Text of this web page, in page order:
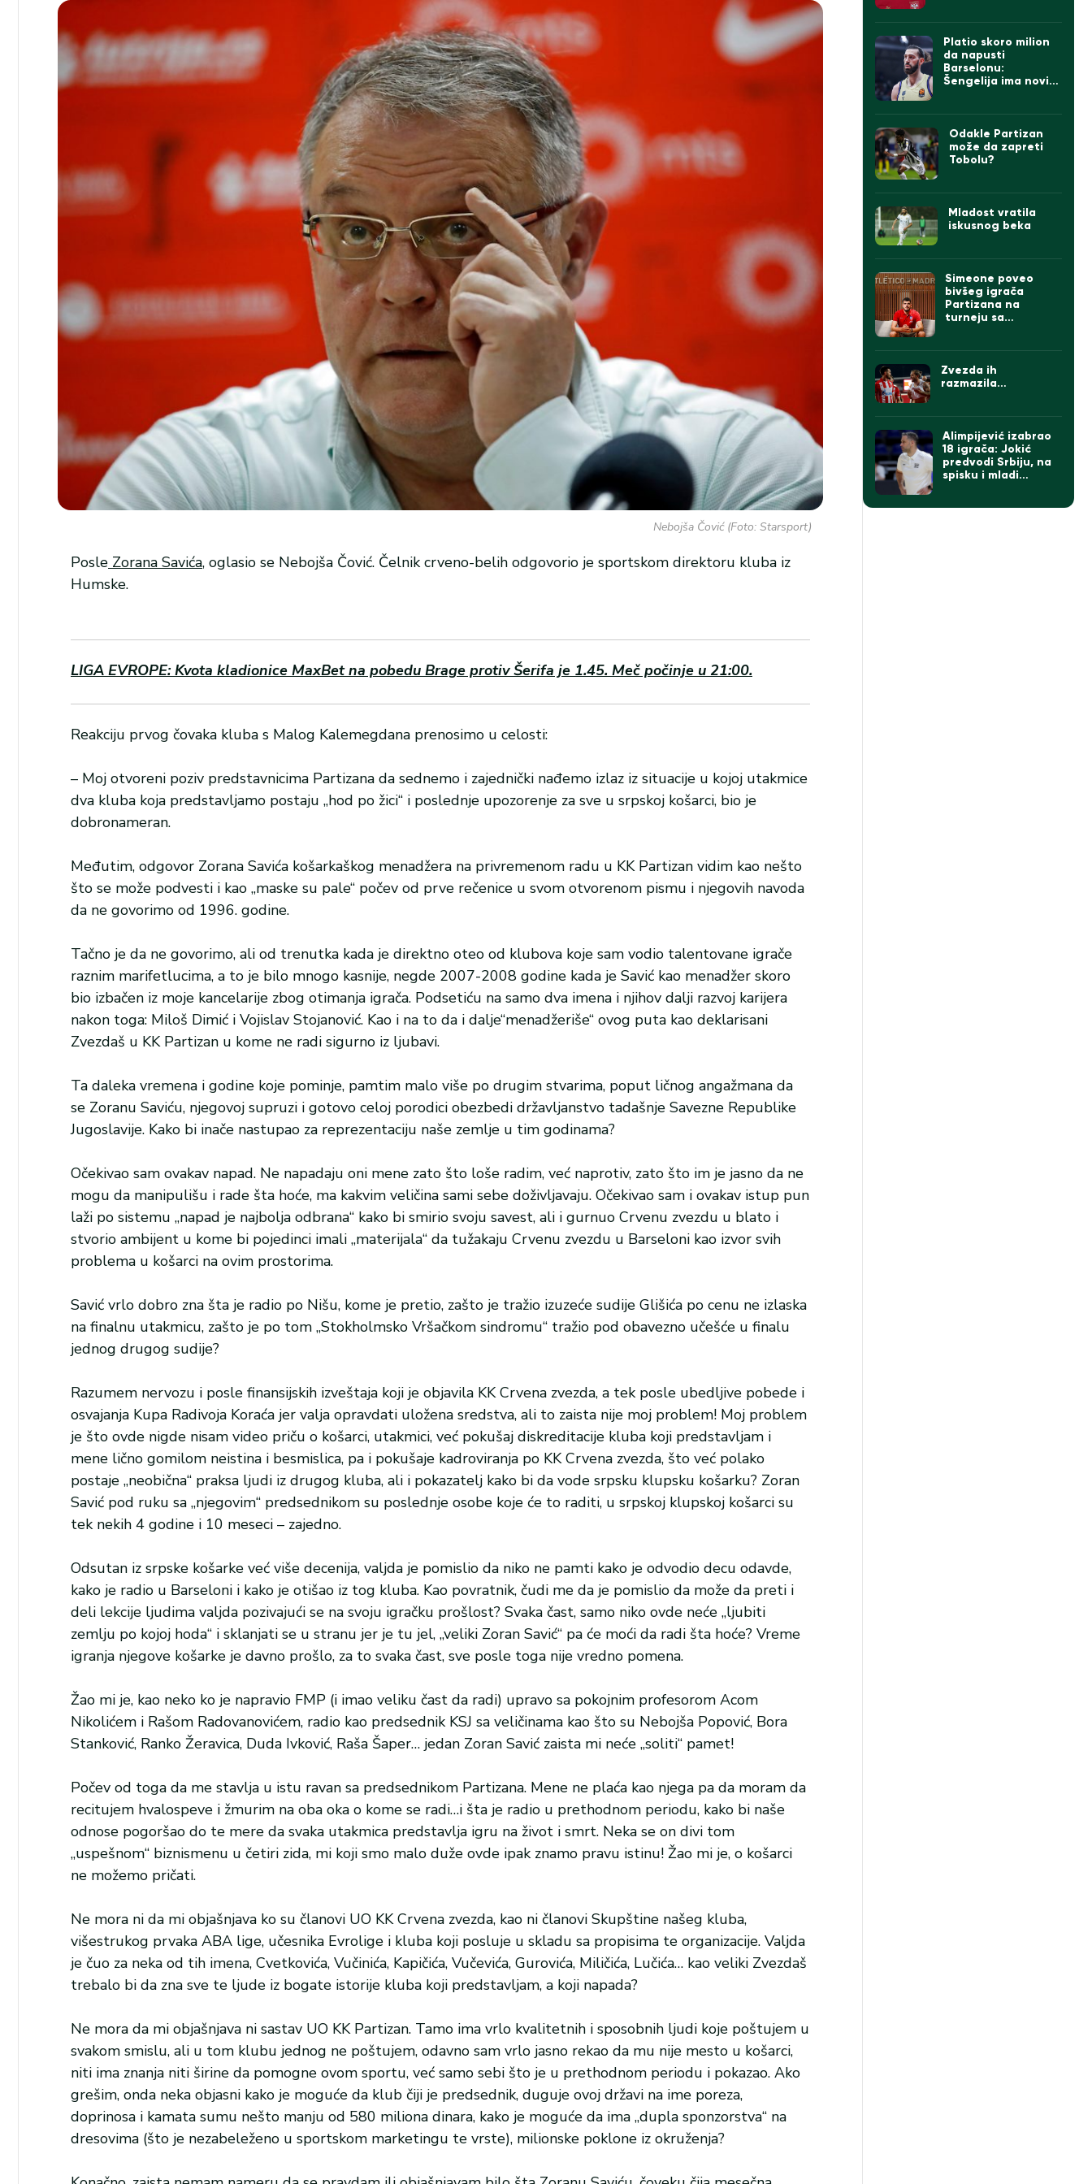
Nebojša Čović (Foto: Starsport)
Posle Zorana Savića, oglasio se Nebojša Čović. Čelnik crveno-belih odgovorio je sportskom direktoru kluba iz
Humske.
LIGA EVROPE: Kvota kladionice MaxBet na pobedu Brage protiv Šerifa je 1.45. Meč počinje u 21:00.
Reakciju prvog čovaka kluba s Malog Kalemegdana prenosimo u celosti:
– Moj otvoreni poziv predstavnicima Partizana da sednemo i zajednički nađemo izlaz iz situacije u kojoj utakmice
dva kluba koja predstavljamo postaju „hod po žici“ i poslednje upozorenje za sve u srpskoj košarci, bio je
dobronameran.
Međutim, odgovor Zorana Savića košarkaškog menadžera na privremenom radu u KK Partizan vidim kao nešto
što se može podvesti i kao „maske su pale“ počev od prve rečenice u svom otvorenom pismu i njegovih navoda
da ne govorimo od 1996. godine.
Tačno je da ne govorimo, ali od trenutka kada je direktno oteo od klubova koje sam vodio talentovane igrače
raznim marifetlucima, a to je bilo mnogo kasnije, negde 2007-2008 godine kada je Savić kao menadžer skoro
bio izbačen iz moje kancelarije zbog otimanja igrača. Podsetiću na samo dva imena i njihov dalji razvoj karijera
nakon toga: Miloš Dimić i Vojislav Stojanović. Kao i na to da i dalje“menadžeriše“ ovog puta kao deklarisani
Zvezdaš u KK Partizan u kome ne radi sigurno iz ljubavi.
Ta daleka vremena i godine koje pominje, pamtim malo više po drugim stvarima, poput ličnog angažmana da
se Zoranu Saviću, njegovoj supruzi i gotovo celoj porodici obezbedi državljanstvo tadašnje Savezne Republike
Jugoslavije. Kako bi inače nastupao za reprezentaciju naše zemlje u tim godinama?
Očekivao sam ovakav napad. Ne napadaju oni mene zato što loše radim, već naprotiv, zato što im je jasno da ne
mogu da manipulišu i rade šta hoće, ma kakvim veličina sami sebe doživljavaju. Očekivao sam i ovakav istup pun
laži po sistemu „napad je najbolja odbrana“ kako bi smirio svoju savest, ali i gurnuo Crvenu zvezdu u blato i
stvorio ambijent u kome bi pojedinci imali „materijala“ da tužakaju Crvenu zvezdu u Barseloni kao izvor svih
problema u košarci na ovim prostorima.
Savić vrlo dobro zna šta je radio po Nišu, kome je pretio, zašto je tražio izuzeće sudije Glišića po cenu ne izlaska
na finalnu utakmicu, zašto je po tom „Stokholmsko Vršačkom sindromu“ tražio pod obavezno učešće u finalu
jednog drugog sudije?
Razumem nervozu i posle finansijskih izveštaja koji je objavila KK Crvena zvezda, a tek posle ubedljive pobede i
osvajanja Kupa Radivoja Koraća jer valja opravdati uložena sredstva, ali to zaista nije moj problem! Moj problem
je što ovde nigde nisam video priču o košarci, utakmici, već pokušaj diskreditacije kluba koji predstavljam i
mene lično gomilom neistina i besmislica, pa i pokušaje kadroviranja po KK Crvena zvezda, što već polako
postaje „neobična“ praksa ljudi iz drugog kluba, ali i pokazatelj kako bi da vode srpsku klupsku košarku? Zoran
Savić pod ruku sa „njegovim“ predsednikom su poslednje osobe koje će to raditi, u srpskoj klupskoj košarci su
tek nekih 4 godine i 10 meseci – zajedno.
Odsutan iz srpske košarke već više decenija, valjda je pomislio da niko ne pamti kako je odvodio decu odavde,
kako je radio u Barseloni i kako je otišao iz tog kluba. Kao povratnik, čudi me da je pomislio da može da preti i
deli lekcije ljudima valjda pozivajući se na svoju igračku prošlost? Svaka čast, samo niko ovde neće „ljubiti
zemlju po kojoj hoda“ i sklanjati se u stranu jer je tu jel, „veliki Zoran Savić“ pa će moći da radi šta hoće? Vreme
igranja njegove košarke je davno prošlo, za to svaka čast, sve posle toga nije vredno pomena.
Žao mi je, kao neko ko je napravio FMP (i imao veliku čast da radi) upravo sa pokojnim profesorom Acom
Nikolićem i Rašom Radovanovićem, radio kao predsednik KSJ sa veličinama kao što su Nebojša Popović, Bora
Stanković, Ranko Žeravica, Duda Ivković, Raša Šaper… jedan Zoran Savić zaista mi neće „soliti“ pamet!
Počev od toga da me stavlja u istu ravan sa predsednikom Partizana. Mene ne plaća kao njega pa da moram da
recitujem hvalospeve i žmurim na oba oka o kome se radi…i šta je radio u prethodnom periodu, kako bi naše
odnose pogoršao do te mere da svaka utakmica predstavlja igru na život i smrt. Neka se on divi tom
„uspešnom“ biznismenu u četiri zida, mi koji smo malo duže ovde ipak znamo pravu istinu! Žao mi je, o košarci
ne možemo pričati.
Ne mora ni da mi objašnjava ko su članovi UO KK Crvena zvezda, kao ni članovi Skupštine našeg kluba,
višestrukog prvaka ABA lige, učesnika Evrolige i kluba koji posluje u skladu sa propisima te organizacije. Valjda
je čuo za neka od tih imena, Cvetkovića, Vučinića, Kapičića, Vučevića, Gurovića, Miličića, Lučića… kao veliki Zvezdaš
trebalo bi da zna sve te ljude iz bogate istorije kluba koji predstavljam, a koji napada?
Ne mora da mi objašnjava ni sastav UO KK Partizan. Tamo ima vrlo kvalitetnih i sposobnih ljudi koje poštujem u
svakom smislu, ali u tom klubu jednog ne poštujem, odavno sam vrlo jasno rekao da mu nije mesto u košarci,
niti ima znanja niti širine da pomogne ovom sportu, već samo sebi što je u prethodnom periodu i pokazao. Ako
grešim, onda neka objasni kako je moguće da klub čiji je predsednik, duguje ovoj državi na ime poreza,
doprinosa i kamata sumu nešto manju od 580 miliona dinara, kako je moguće da ima „dupla sponzorstva“ na
dresovima (što je nezabeleženo u sportskom marketingu te vrste), milionske poklone iz okruženja?
Platio skoro milion
da napusti
Barselonu:
Šengelija ima novi
Odakle Partizan
može da zapreti
Tobolu?
Mladost vratila
iskusnog beka
Simeone poveo
bivšeg igrača
Partizana na
turneju sa
Zvezda ih
razmazila…
Alimpijević izabrao
18 igrača: Jokić
predvodi Srbiju, na
spisku i mladi